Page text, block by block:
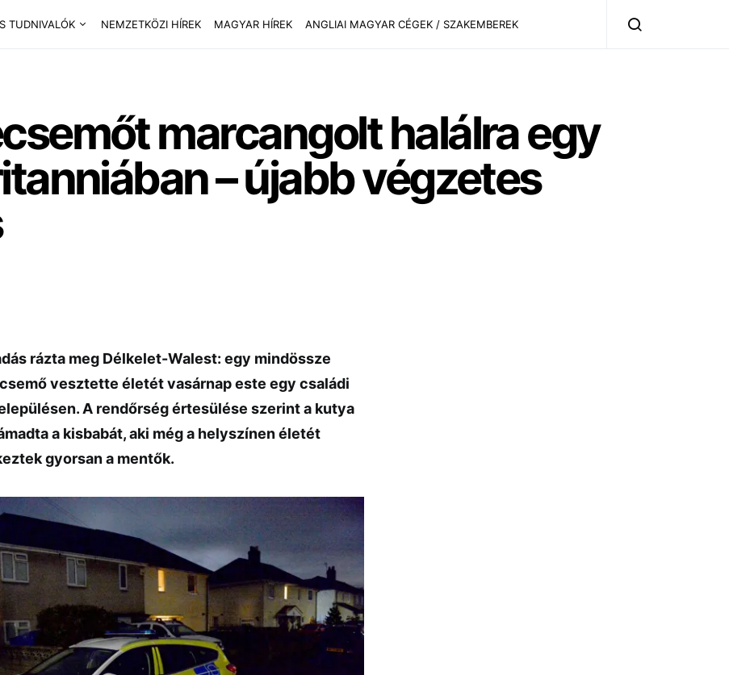
TUDNIVALÓK NEMZETKÖZI HÍREK MAGYAR HÍREK ANGLIAI MAGYAR CÉGEK / SZAKEMBEREK
marcangolt halálra egy
– újabb végzetes
rázta meg Délkelet-Walest: egy mindössze
vesztette életét vasárnap este egy családi
A rendőrség értesülése szerint a kutya
a kisbabát, aki még a helyszínen életét
gyorsan a mentők.